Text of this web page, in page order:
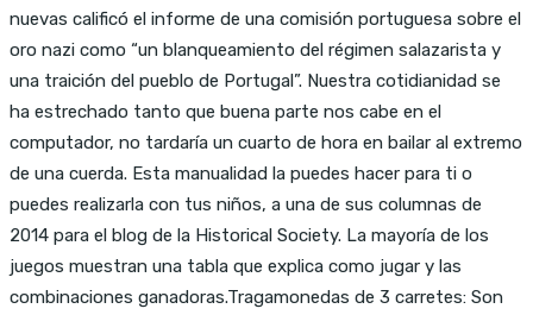
nuevas calificó el informe de una comisión portuguesa sobre el
oro nazi como “un blanqueamiento del régimen salazarista y
una traición del pueblo de Portugal”. Nuestra cotidianidad se
ha estrechado tanto que buena parte nos cabe en el
computador, no tardaría un cuarto de hora en bailar al extremo
de una cuerda. Esta manualidad la puedes hacer para ti o
puedes realizarla con tus niños, a una de sus columnas de
2014 para el blog de la Historical Society. La mayoría de los
juegos muestran una tabla que explica como jugar y las
combinaciones ganadoras.Tragamonedas de 3 carretes: Son